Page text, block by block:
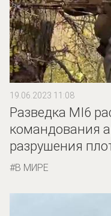
19.06.2023 11:08
Разведка MI6
командования
разрушения
В МИРЕ